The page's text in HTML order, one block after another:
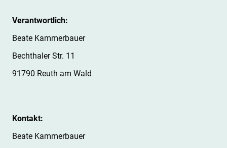
Verantwortlich:
Beate Kammerbauer
Bechthaler Str. 11
91790 Reuth am Wald
Kontakt:
Beate Kammerbauer